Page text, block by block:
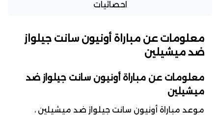
احصائيات
معلومات عن مباراة أونيون سانت جيلواز
ضد ميشيلين
معلومات عن مباراة أونيون سانت جيلواز ضد
ميشيلين
موعد مباراة أونيون سانت جيلواز ضد ميشيلين ،